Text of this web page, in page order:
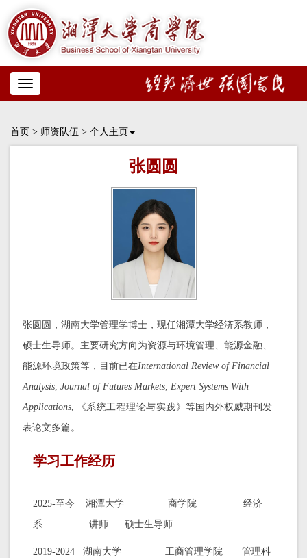
Toggle
navigation
首页 > 师资队伍 > 个人主页
张圆圆
张圆圆，湖南大学管理学博士，现任湘潭大学经济系教师，
硕士生导师。主要研究方向为资源与环境管理、能源金融、
能源环境政策等，目前已在International Review of Financial
Analysis, Journal of Futures Markets, Expert Systems With
Applications, 《系统工程理论与实践》等国内外权威期刊发
表论文多篇。
学习工作经历
2025-至今 湘潭大学 商学院 经济
系 讲师 硕士生导师
2019-2024 湖南大学 工商管理学院 管理科